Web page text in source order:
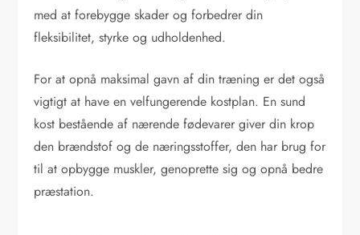
med at forebygge skader og forbedrer din
fleksibilitet, styrke og udholdenhed.
For at opnå maksimal gavn af din træning er det også
vigtigt at have en velfungerende kostplan. En sund
kost bestående af nærende fødevarer giver din krop
den brændstof og de næringsstoffer, den har brug for
til at opbygge muskler, genoprette sig og opnå bedre
præstation.